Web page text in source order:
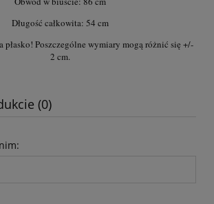
Długość całkowita: 54 cm
płasko! Poszczególne wymiary mogą różnić się +/-
2 cm.
(0)